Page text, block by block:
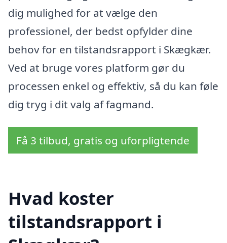
dig mulighed for at vælge den
professionel, der bedst opfylder dine
behov for en tilstandsrapport i Skægkær.
Ved at bruge vores platform gør du
processen enkel og effektiv, så du kan føle
dig tryg i dit valg af fagmand.
Få 3 tilbud, gratis og uforpligtende
Hvad koster
tilstandsrapport i